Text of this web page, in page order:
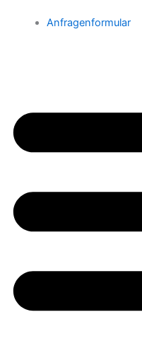
Anfragenformular